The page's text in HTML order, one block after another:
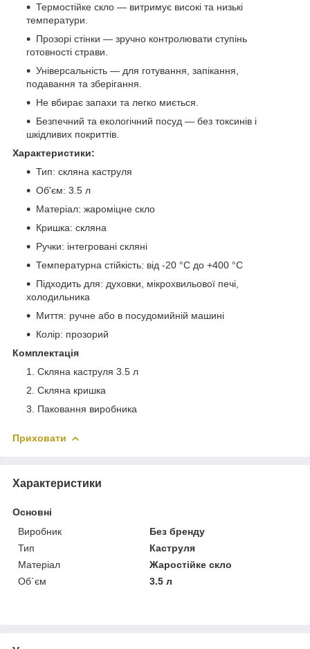
Термостійке скло — витримує високі та низькі
температури.
Прозорі стінки — зручно контролювати ступінь
готовності страви.
Універсальність — для готування, запікання,
подавання та зберігання.
Не вбирає запахи та легко миється.
Безпечний та екологічний посуд — без токсинів і
шкідливих покриттів.
Характеристики:
Тип: скляна каструля
Об'єм: 3.5 л
Матеріал: жароміцне скло
Кришка: скляна
Ручки: інтегровані скляні
Температурна стійкість: від -20 °C до +400 °C
Підходить для: духовки, мікрохвильової печі,
холодильника
Миття: ручне або в посудомийній машині
Колір: прозорий
Комплектація
Скляна каструля 3.5 л
Скляна кришка
Паковання виробника
Приховати
Характеристики
Основні
Виробник
Без бренду
Тип
Каструля
Матеріал
Жаростійке скло
Об`єм
3.5 л